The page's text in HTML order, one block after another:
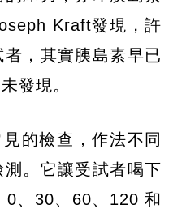
Kraft發現，許
，其實胰島素早已
發現。
的檢查，作法不同
。它讓受試者喝下
0、30、60、120 和